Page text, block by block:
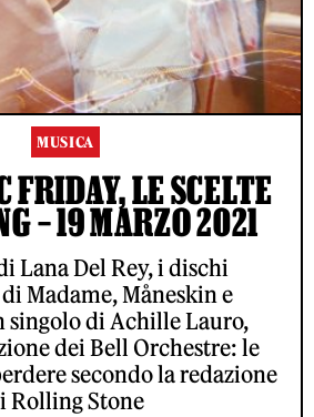
MUSICA
FRIDAY, LE SCELTE
– 19 MARZO 2021
Lana Del Rey, i dischi
Madame, Måneskin e
singolo di Achille Lauro,
dei Bell Orchestre: le
secondo la redazione
Rolling Stone